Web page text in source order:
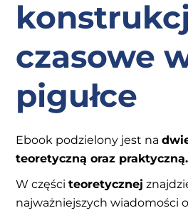
czasowe
pigułce
Ebook podzielony jest na
teoretyczną oraz praktyczną.
W częściteoretycznej
najważniejszych wiadomości